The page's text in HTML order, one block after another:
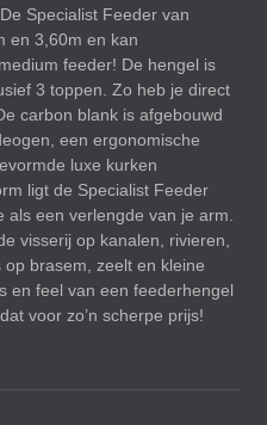
Specialist Feeder van
en 3,60m en kan
feeder! De hengel is
3 toppen. Zo heb je direct
carbon blank is afgebouwd
een ergonomische
luxe kurken
ligt de Specialist Feeder
een verlengde van je arm.
visserij op kanalen, rivieren,
brasem, zeelt en kleine
en feel van een feederhengel
voor zo’n scherpe prijs!